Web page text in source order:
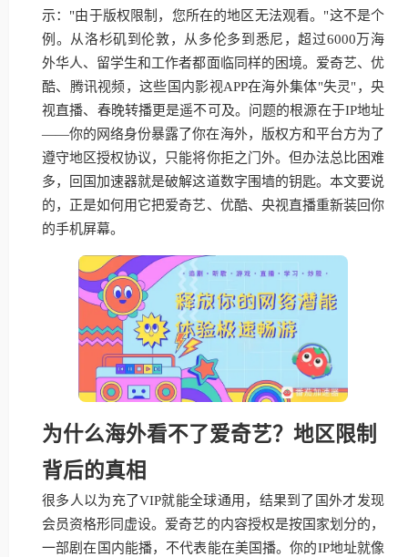
示："由于版权限制，您所在的地区无法观看。"这不是个
例。从洛杉矶到伦敦，从多伦多到悉尼，超过6000万海
外华人、留学生和工作者都面临同样的困境。爱奇艺、优
酷、腾讯视频，这些国内影视APP在海外集体"失灵"，央
视直播、春晚转播更是遥不可及。问题的根源在于IP地址
——你的网络身份暴露了你在海外，版权方和平台方为了
遵守地区授权协议，只能将你拒之门外。但办法总比困难
多，回国加速器就是破解这道数字围墙的钥匙。本文要说
的，正是如何用它把爱奇艺、优酷、央视直播重新装回你
的手机屏幕。
为什么海外看不了爱奇艺？地区限制
背后的真相
很多人以为充了VIP就能全球通用，结果到了国外才发现
会员资格形同虚设。爱奇艺的内容授权是按国家划分的，
一部剧在国内能播，不代表能在美国播。你的IP地址就像